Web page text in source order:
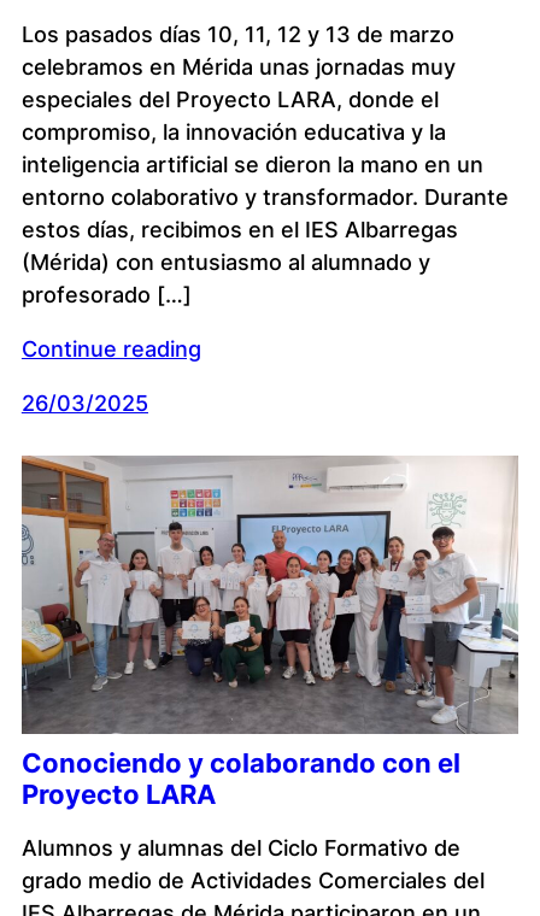
Los pasados días 10, 11, 12 y 13 de marzo
celebramos en Mérida unas jornadas muy
especiales del Proyecto LARA, donde el
compromiso, la innovación educativa y la
inteligencia artificial se dieron la mano en un
entorno colaborativo y transformador. Durante
estos días, recibimos en el IES Albarregas
(Mérida) con entusiasmo al alumnado y
profesorado […]
Continue reading
26/03/2025
Conociendo y colaborando con el
Proyecto LARA
Alumnos y alumnas del Ciclo Formativo de
grado medio de Actividades Comerciales del